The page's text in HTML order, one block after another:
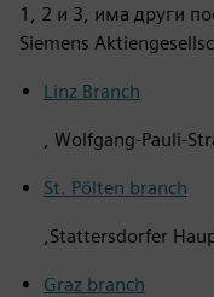
1, 2 и 3, има други
Siemens
Linz Branch
, Wolfgang-Pauli-
St. Pölten branch
,Stattersdorfer
Graz branch